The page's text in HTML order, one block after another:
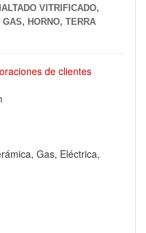
VITRIFICADO,
HORNO, TERRA
de clientes
Gas, Eléctrica,